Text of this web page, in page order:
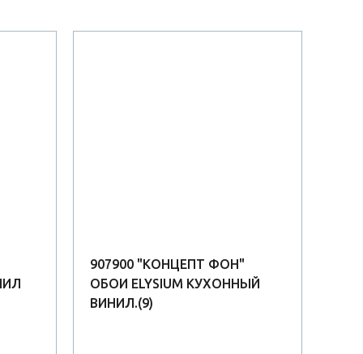
907900 "КОНЦЕПТ ФОН"
ОБОИ ELYSIUM КУХОННЫЙ
ВИНИЛ.(9)